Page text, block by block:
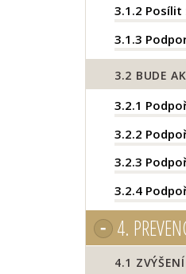
3.1.2 Posílit
3.1.3
3.2 BUDE
3.2.1
3.2.2
3.2.3
3.2.4
4.
4.1